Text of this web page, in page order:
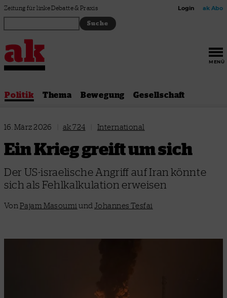
Zum Inhalt springen
Zeitung für linke Debatte & Praxis Login ak Abo
MENÜ
Politik Thema Bewegung Gesellschaft
16. März 2026 ak 724 International
Ein Krieg greift um sich
Der US-israelische Angriff auf Iran könnte
sich als Fehlkalkulation erweisen
Von Pajam Masoumi und Johannes Tesfai